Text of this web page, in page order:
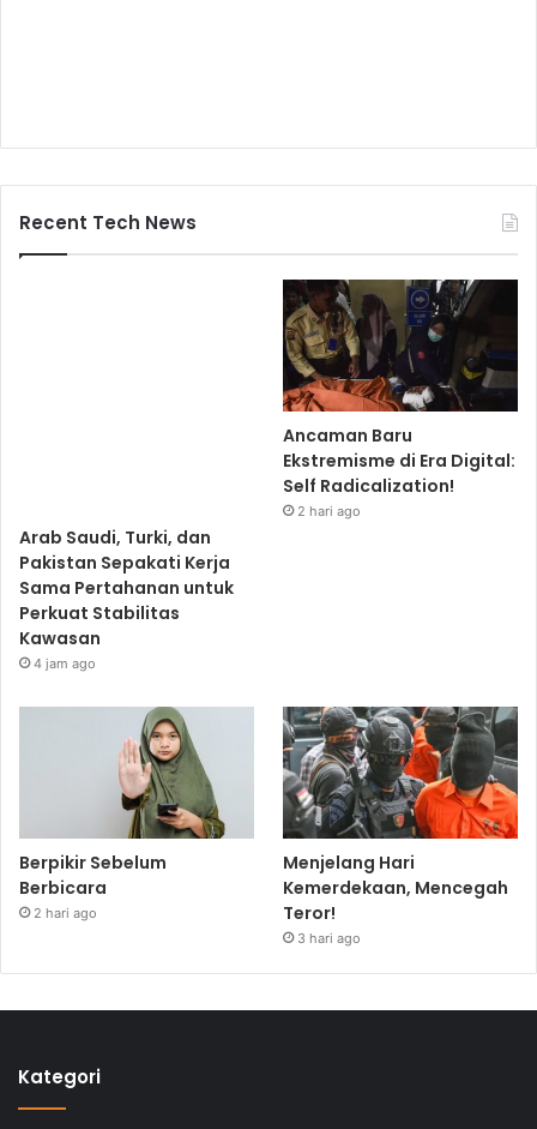
Recent Tech News
Arab Saudi, Turki, dan
Pakistan Sepakati Kerja
Sama Pertahanan untuk
Perkuat Stabilitas
Kawasan
4 jam ago
Ancaman Baru
Ekstremisme di Era Digital:
Self Radicalization!
2 hari ago
Berpikir Sebelum
Berbicara
2 hari ago
Menjelang Hari
Kemerdekaan, Mencegah
Teror!
3 hari ago
Kategori